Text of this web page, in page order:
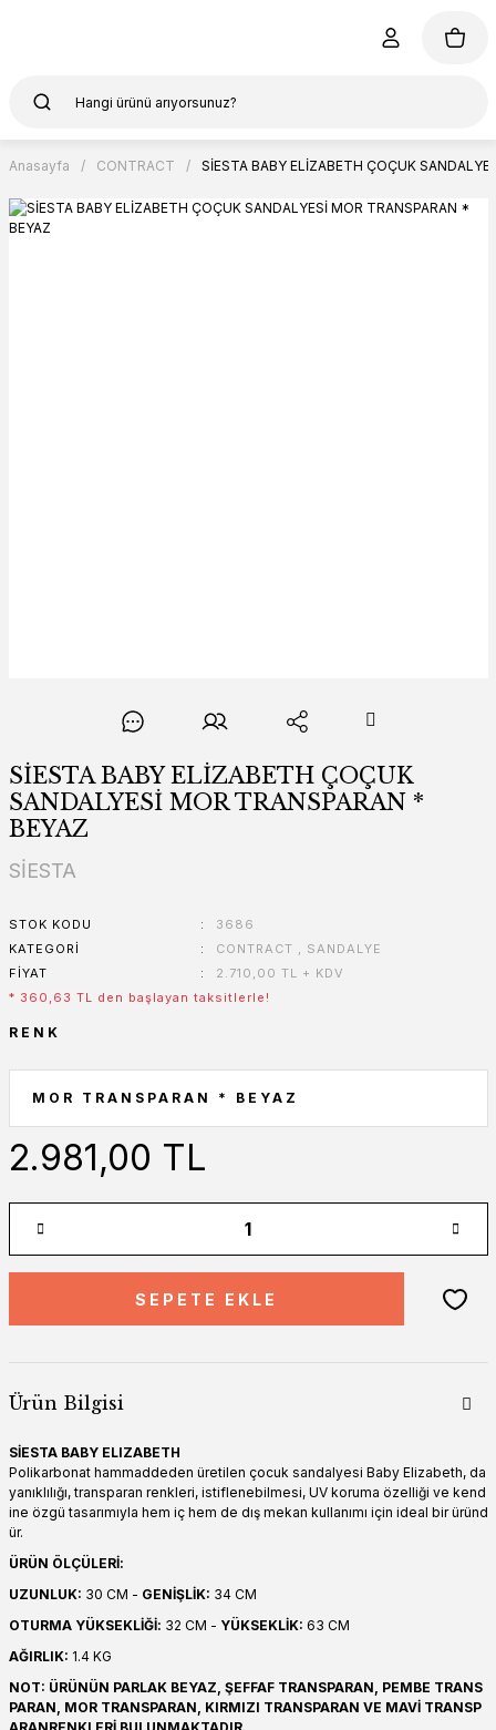
Anasayfa CONTRACT SİESTA BABY ELİZABETH ÇOÇUK
SİESTA BABY ELİZABETH ÇOÇUK
SANDALYESİ MOR TRANSPARAN *
BEYAZ
SİESTA
STOK KODU
3686
KATEGORI
CONTRACT , SANDALYE
FIYAT
2.710,00 TL + KDV
* 360,63 TL den başlayan taksitlerle!
RENK
2.981,00 TL
SEPETE EKLE
Ürün Bilgisi
SİESTA BABY ELIZABETH
Polikarbonat hammaddeden üretilen çocuk sandalyesi Baby Elizabeth, da
yanıklılığı, transparan renkleri, istiflenebilmesi, UV koruma özelliği ve kend
ine özgü tasarımıyla hem iç hem de dış mekan kullanımı için ideal bir üründ
ür.
ÜRÜN ÖLÇÜLERİ:
UZUNLUK: 30 CM - GENİŞLİK: 34 CM
OTURMA YÜKSEKLİĞİ: 32 CM - YÜKSEKLİK: 63 CM
AĞIRLIK: 1.4 KG
NOT: ÜRÜNÜN PARLAK BEYAZ, ŞEFFAF TRANSPARAN, PEMBE TRANS
PARAN, MOR TRANSPARAN, KIRMIZI TRANSPARAN VE MAVİ TRANSP